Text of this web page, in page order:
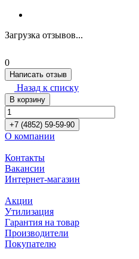
Загрузка отзывов...
0
Написать отзыв
Назад к списку
В корзину
+7 (4852) 59-59-90
О компании
Контакты
Вакансии
Интернет-магазин
Акции
Утилизация
Гарантия на товар
Производители
Покупателю